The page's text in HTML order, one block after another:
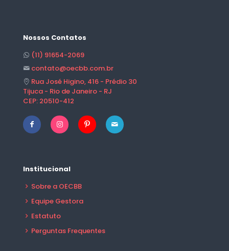
Nossos Contatos
(11) 91654-2069
contato@oecbb.com.br
Rua José Higino, 416 - Prédio 30
Tijuca - Rio de Janeiro - RJ
CEP: 20510-412
Institucional
Sobre a OECBB
Equipe Gestora
Estatuto
Perguntas Frequentes